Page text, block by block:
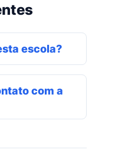
escola?
com a